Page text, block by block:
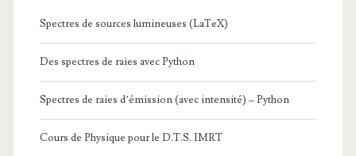
Spectres de sources lumineuses (LaTeX)
Des spectres de raies avec Python
Spectres de raies d’émission (avec intensité) – Python
Cours de Physique pour le D.T.S. IMRT